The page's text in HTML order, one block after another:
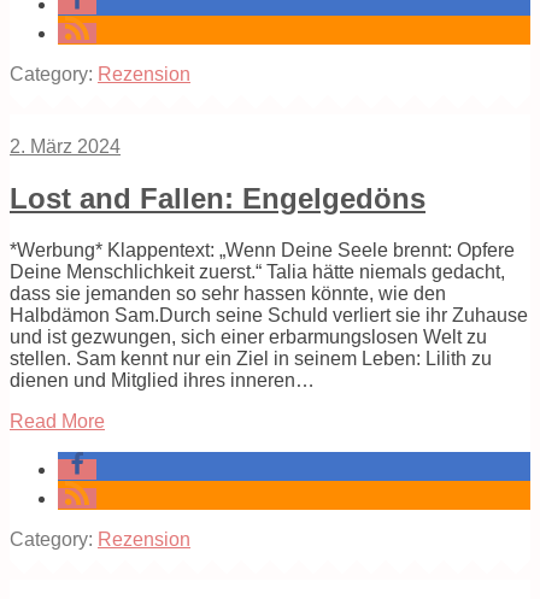
Category: Rezension
2. März 2024
Lost and Fallen: Engelgedöns
*Werbung* Klappentext: „Wenn Deine Seele brennt: Opfere
Deine Menschlichkeit zuerst.“ Talia hätte niemals gedacht,
dass sie jemanden so sehr hassen könnte, wie den
Halbdämon Sam.Durch seine Schuld verliert sie ihr Zuhause
und ist gezwungen, sich einer erbarmungslosen Welt zu
stellen. Sam kennt nur ein Ziel in seinem Leben: Lilith zu
dienen und Mitglied ihres inneren…
Read More
Category: Rezension